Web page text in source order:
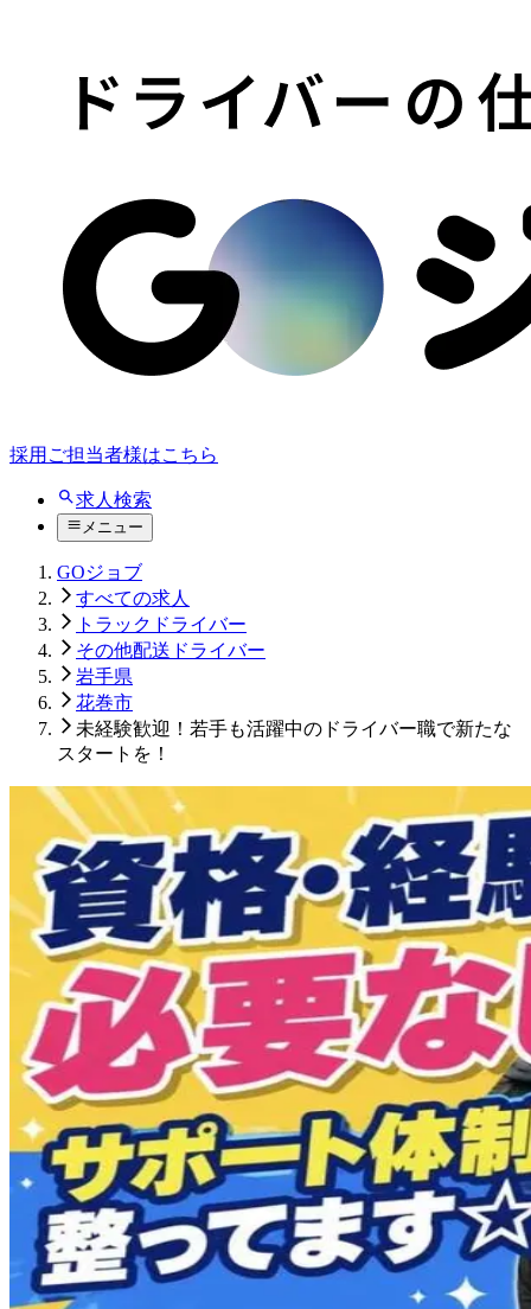
採用ご担当者様はこちら
求人検索
メニュー
GOジョブ
すべての求人
トラックドライバー
その他配送ドライバー
岩手県
花巻市
未経験歓迎！若手も活躍中のドライバー職で新たな
スタートを！